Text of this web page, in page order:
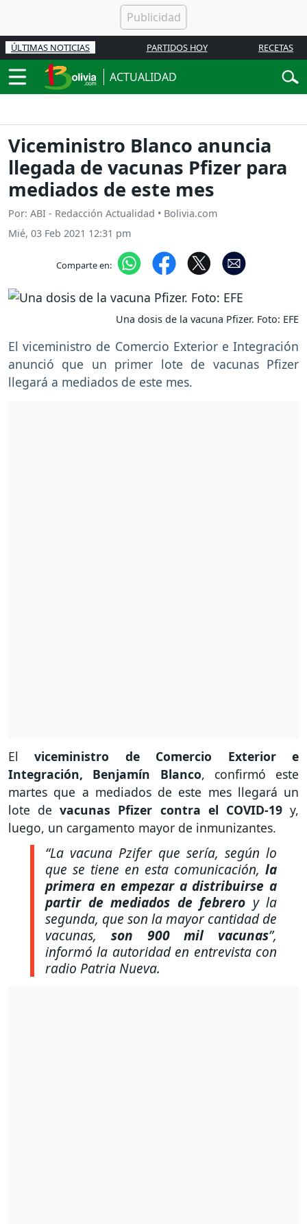
ÚLTIMAS NOTICIAS PARTIDOS HOY RECETAS
ACTUALIDAD
Viceministro Blanco anuncia
llegada de vacunas Pfizer para
mediados de este mes
Por: ABI - Redacción Actualidad • Bolivia.com
Mié, 03 Feb 2021 12:31 pm
Comparte en:
Una dosis de la vacuna Pfizer. Foto: EFE
El viceministro de Comercio Exterior e Integración
anunció que un primer lote de vacunas Pfizer
llegará a mediados de este mes.
Elviceministro de Comercio Exterior e
Integración, Benjamín Blanco, confirmó este
martes que a mediados de este mes llegará un
lote devacunas Pfizer contra el COVID-19y,
luego, un cargamento mayor de inmunizantes.
“La vacuna Pzifer que sería, según lo
que se tiene en esta comunicación, la
primera en empezar a distribuirse a
partir de mediados de febrero y la
segunda, que son la mayor cantidad de
vacunas, son 900 mil vacunas”,
informó la autoridad en entrevista con
radio Patria Nueva.